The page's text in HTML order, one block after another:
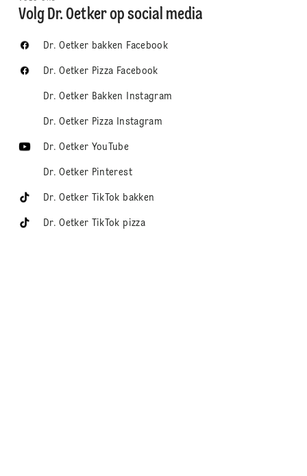
Volg Dr. Oetker op social media
Dr. Oetker bakken Facebook
Dr. Oetker Pizza Facebook
Dr. Oetker Bakken Instagram
Dr. Oetker Pizza Instagram
Dr. Oetker YouTube
Dr. Oetker Pinterest
Dr. Oetker TikTok bakken
Dr. Oetker TikTok pizza